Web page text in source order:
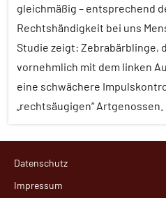
gleichmäßig – entsprechend
Rechtshändigkeit bei uns
Studie zeigt: Zebrabärblinge,
vornehmlich mit dem linken
eine schwächere
„rechtsäugigen“ Artgenossen.
Artikel
Alle
Datenschutz
Impressum